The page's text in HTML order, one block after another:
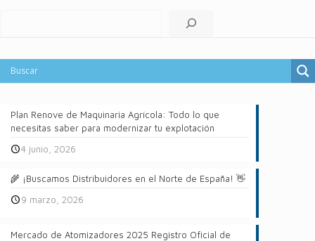
Plan Renove de Maquinaria Agrícola: Todo lo que
necesitas saber para modernizar tu explotación
4 junio, 2026
🌾 ¡Buscamos Distribuidores en el Norte de España! 👋
9 marzo, 2026
Mercado de Atomizadores 2025 Registro Oficial de